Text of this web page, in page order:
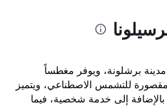
برشلونة، ويوفر مغطساً
للتشمس الاصطناعي، ويتميز
إلى خدمة شخصية، فيما